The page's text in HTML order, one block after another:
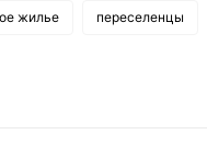
жилье переселенцы